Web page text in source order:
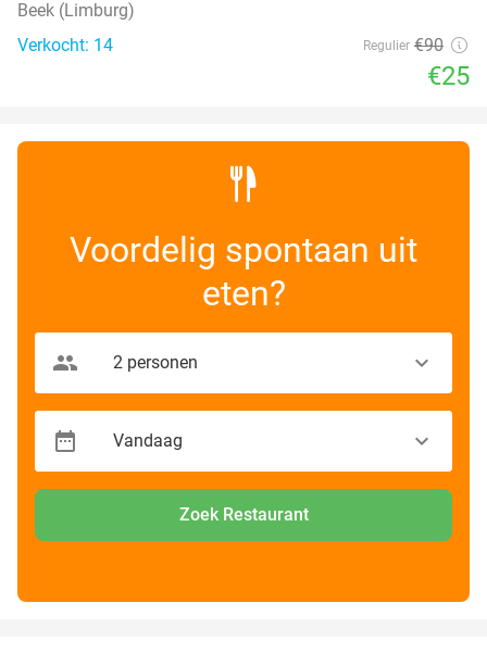
Beek (Limburg)
Verkocht: 14
Regulier €90
€25
Voordelig spontaan uit
eten?
Zoek Restaurant